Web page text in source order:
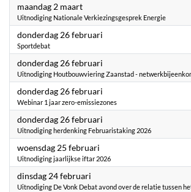
maandag 2 maart2026
Uitnodiging Nationale Verkiezingsgesprek Energie
donderdag 26 februari
Sportdebat
donderdag 26 februari
Uitnodiging Houtbouwviering Zaanstad -
donderdag 26 februari
Webinar 1 jaar zero-emissiezones
donderdag 26 februari
Uitnodiging herdenking Februaristaking 2026
woensdag 25 februari
Uitnodiging jaarlijkse iftar 2026
dinsdag 24 februari
Uitnodiging De Vonk Debat avond over de relatie tussen